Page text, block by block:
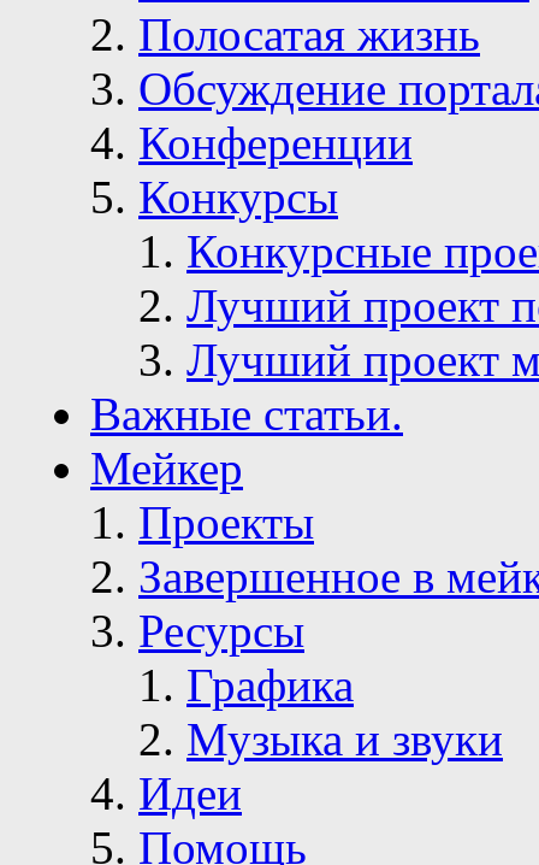
Полосатая жизнь
Обсуждение
Конференции
Конкурсы
Конкурсные
Лучший проект
Лучший проект
Важные статьи.
Мейкер
Проекты
Завершенное в
Ресурсы
Графика
Музыка и звуки
Идеи
Помощь